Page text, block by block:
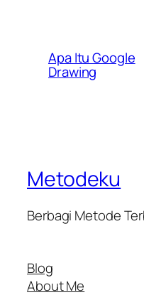
Apa Itu Google
Drawing
Metodeku
Berbagi Metode
Blog
About Me